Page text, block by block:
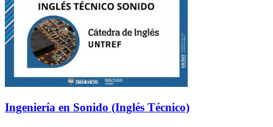
Ingeniería en Sonido (Inglés Técnico)